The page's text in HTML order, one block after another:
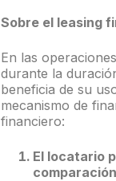
Sobre el leasing
En las
durante la
beneficia de su
mecanismo de
financiero:
El locatario